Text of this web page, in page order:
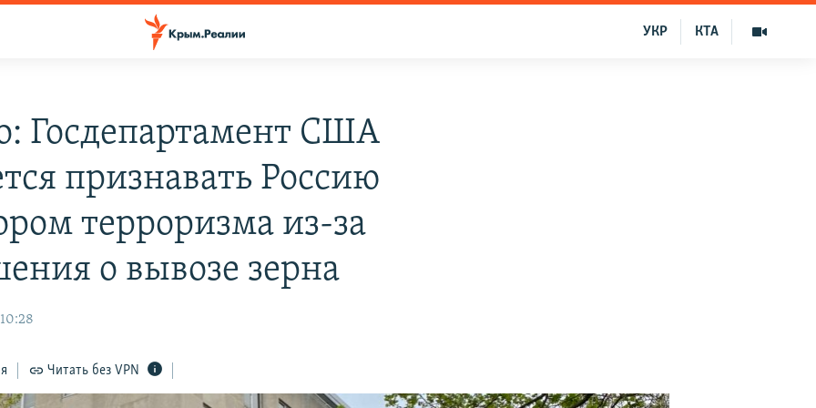
КТА
УКР
Госдепартамент США
признавать Россию
терроризма из-за
о вывозе зерна
Читать без VPN